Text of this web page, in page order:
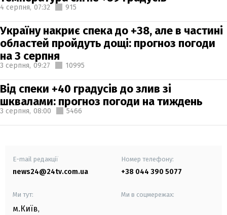
4 серпня, 07:32 915
Україну накриє спека до +38, але в частині
областей пройдуть дощі: прогноз погоди
на 3 серпня
3 серпня, 09:27 10995
Від спеки +40 градусів до злив зі
шквалами: прогноз погоди на тиждень
3 серпня, 08:00 5466
E-mail редакції
news24@24tv.com.ua
Номер телефону:
+38 044 390 5077
Ми тут:
м.Київ,
Ми в соцмережах: